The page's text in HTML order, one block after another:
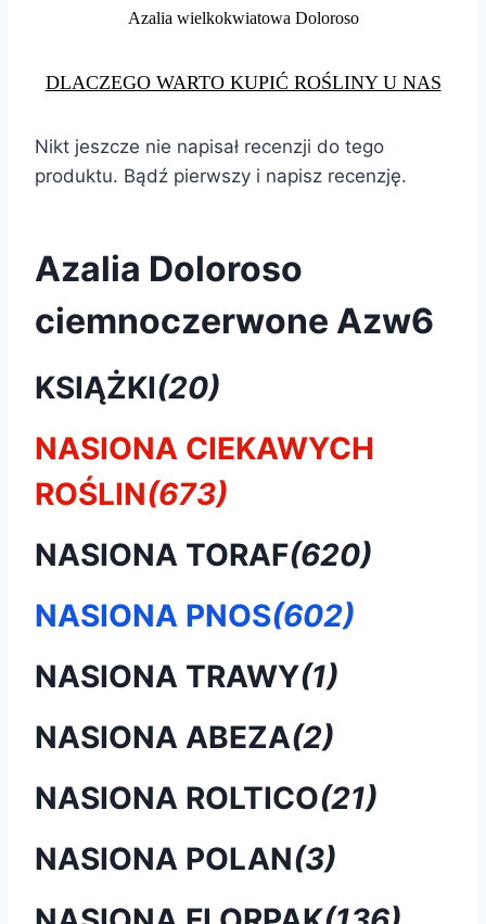
Azalia wielkokwiatowa Doloroso
DLACZEGO WARTO KUPIĆ ROŚLINY U NAS
Nikt jeszcze nie napisał recenzji do tego
produktu. Bądź pierwszy i napisz recenzję.
Azalia Doloroso
ciemnoczerwone Azw6
KSIĄŻKI(20)
NASIONA CIEKAWYCH
ROŚLIN(673)
NASIONA TORAF(620)
NASIONA PNOS(602)
NASIONA TRAWY(1)
NASIONA ABEZA(2)
NASIONA ROLTICO(21)
NASIONA POLAN(3)